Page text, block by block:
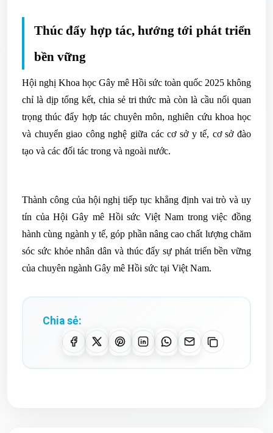
Thúc đẩy hợp tác, hướng tới phát triển
bền vững
Hội nghị Khoa học Gây mê Hồi sức toàn quốc 2025 không
chỉ là dịp tổng kết, chia sẻ tri thức mà còn là cầu nối quan
trọng thúc đẩy hợp tác chuyên môn, nghiên cứu khoa học
và chuyển giao công nghệ giữa các cơ sở y tế, cơ sở đào
tạo và các đối tác trong và ngoài nước.
Thành công của hội nghị tiếp tục khẳng định vai trò và uy
tín của Hội Gây mê Hồi sức Việt Nam trong việc đồng
hành cùng ngành y tế, góp phần nâng cao chất lượng chăm
sóc sức khỏe nhân dân và thúc đẩy sự phát triển bền vững
của chuyên ngành Gây mê Hồi sức tại Việt Nam.
Chia sẻ: